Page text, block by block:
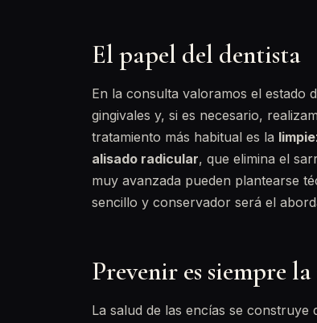
El papel del dentista
En la consulta valoramos el estado
gingivales y, si es necesario,
tratamiento más habitual es la
alisado radicular, que elimina el
muy avanzada pueden plantearse
sencillo y conservador será el
Prevenir es siempre
La salud de las encías se construye